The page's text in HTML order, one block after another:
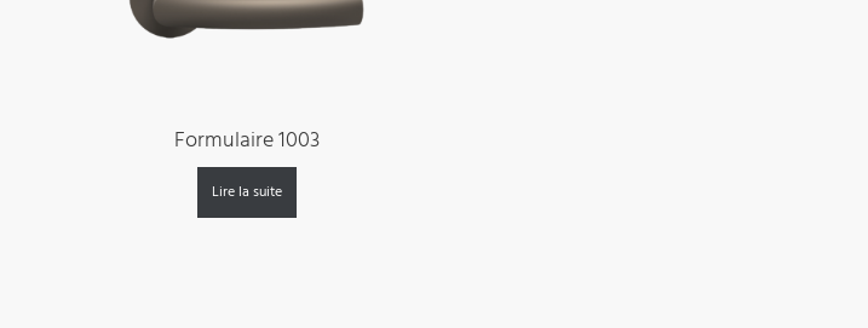
Formulaire 1003
Lire la suite